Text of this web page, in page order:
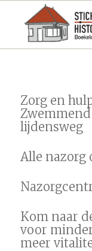
Zorg en
lijdensweg
Alle nazorg
Kom naar
voor
meer